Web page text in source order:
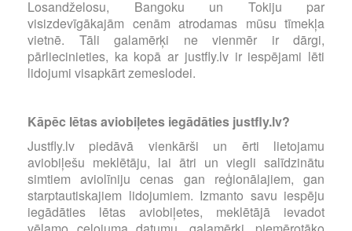
Losandželosu, Bangoku un Tokiju par
visizdevīgākajām cenām atrodamas mūsu tīmekļa
vietnē. Tāli galamērķi ne vienmēr ir dārgi,
pārliecinieties, ka kopā ar justfly.lv ir iespējami lēti
lidojumi visapkārt zemeslodei.
Kāpēc lētas aviobiļetes iegādāties justfly.lv?
Justfly.lv piedāvā vienkārši un ērti lietojamu
aviobiļešu meklētāju, lai ātri un viegli salīdzinātu
simtiem aviolīniju cenas gan reģionālajiem, gan
starptautiskajiem lidojumiem. Izmanto savu iespēju
iegādāties lētas aviobiļetes, meklētājā ievadot